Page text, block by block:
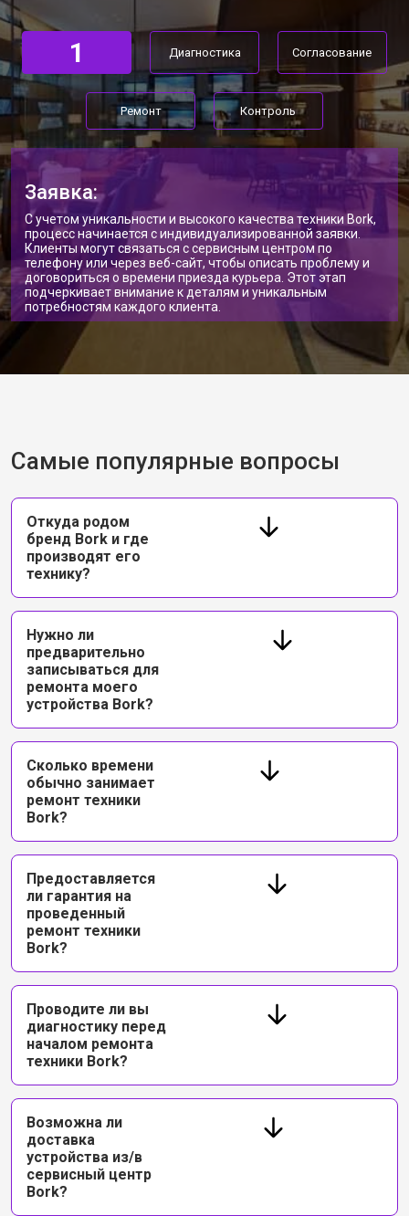
1 Диагностика Согласование
Ремонт Контроль
Заявка:
С учетом уникальности и высокого качества техники Bork,
процесс начинается с индивидуализированной заявки.
Клиенты могут связаться с сервисным центром по
телефону или через веб-сайт, чтобы описать проблему и
договориться о времени приезда курьера. Этот этап
подчеркивает внимание к деталям и уникальным
потребностям каждого клиента.
Самые популярные вопросы
Откуда родом
бренд Bork и где
производят его
технику?
Нужно ли
предварительно
записываться для
ремонта моего
устройства Bork?
Сколько времени
обычно занимает
ремонт техники
Bork?
Предоставляется
ли гарантия на
проведенный
ремонт техники
Bork?
Проводите ли вы
диагностику перед
началом ремонта
техники Bork?
Возможна ли
доставка
устройства из/в
сервисный центр
Bork?